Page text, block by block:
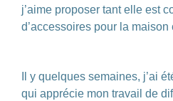
j’aime proposer tant elle est
d’accessoires pour la maison
Il y quelques semaines, j’ai
qui apprécie mon travail de